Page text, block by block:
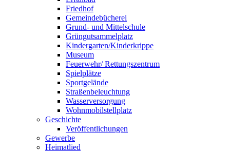
Friedhof
Gemeindebücherei
Grund- und Mittelschule
Grüngutsammelplatz
Kindergarten/Kinderkrippe
Museum
Feuerwehr/ Rettungszentrum
Spielplätze
Sportgelände
Straßenbeleuchtung
Wasserversorgung
Wohnmobilstellplatz
Geschichte
Veröffentlichungen
Gewerbe
Heimatlied